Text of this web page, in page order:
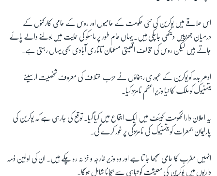
اس علاقے میں یوکرین کی نئی حکومت کے حامیوں اور روس کے حامی کارکنوں کے
درمیان جھڑپیں دیکھی جاچکی ہیں۔ یہاں عام طور پر ماسکو کی حمایت میں بولنے والے پائے
جاتے ہیں لیکن روس کی مخالف اقلیتی مسلمان تاتاری آبادی بھی یہاں رہتی ہے۔
ادھر بدھ کو یوکرین کے عبوری رہنماؤں نے حزب اختلاف کی معروف شخصیت ارسینے
یتسنیوک کو ملک کا نیا وزیراعظم نامزد کیا۔
یہ اعلان دارالحکومت کیئف میں ایک اجتماع میں کیا گیا۔ توقع کی جارہی ہے کہ یوکرین کی
پارلیمان جمعرات کو یتسنیوک کی نامزدگی پر غور کرے گی۔
انہیں مغرب کا حامی سمجھا جا تا ہے اور وہ وزیر خارجہ و خزانہ رہ چکے ہیں۔ ان کی اولین ذمہ
داریوں میں یوکرین کی معیشت کو تباہی سے بچانا شامل ہوگا۔